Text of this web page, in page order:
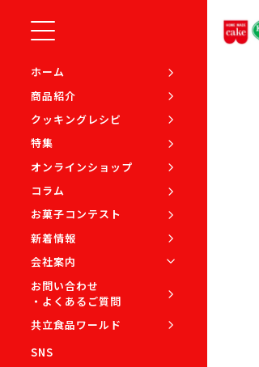
ホーム
商品紹介
クッキングレシピ
特集
オンラインショップ
コラム
お菓子コンテスト
新着情報
会社案内
お問い合わせ
・よくあるご質問
共立食品ワールド
SNS